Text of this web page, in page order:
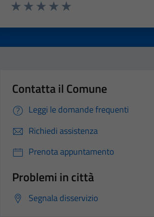
Contatta il Comune
Leggi le domande frequenti
Richiedi assistenza
Prenota appuntamento
Problemi in città
Segnala disservizio